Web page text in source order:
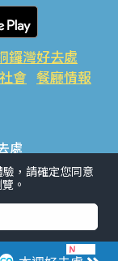
鑼灣好去處
社會 餐廳情報
處
好去處 社會
熱話
#限時搶
，請確定您同意
。